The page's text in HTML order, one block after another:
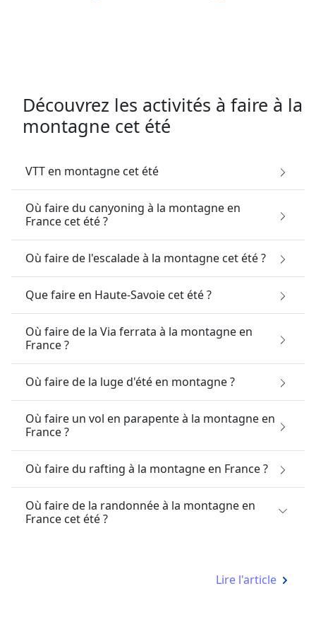
Découvrez les activités à faire à la
montagne cet été
VTT en montagne cet été
Où faire du canyoning à la montagne en
France cet été ?
Où faire de l'escalade à la montagne cet été ?
Que faire en Haute-Savoie cet été ?
Où faire de la Via ferrata à la montagne en
France ?
Où faire de la luge d'été en montagne ?
Où faire un vol en parapente à la montagne en
France ?
Où faire du rafting à la montagne en France ?
Où faire de la randonnée à la montagne en
France cet été ?
Lire l'article